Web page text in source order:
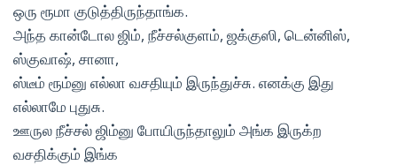
ஒரு ரூமா குடுத்திருந்தாங்க.
அந்த கான்டோல ஜிம், நீச்சல்குளம், ஜக்குஸி, டென்னிஸ்,
ஸ்குவாஷ், சானா,
ஸ்டீம் ரூம்னு எல்லா வசதியும் இருந்துச்சு. எனக்கு இது
எல்லாமே புதுசு.
ஊருல நீச்சல் ஜிம்னு போயிருந்தாலும் அங்க இருக்ற
வசதிக்கும் இங்க